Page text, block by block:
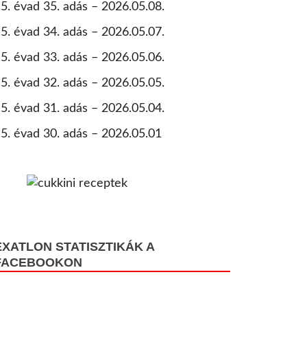
5. évad 35. adás – 2026.05.08.
5. évad 34. adás – 2026.05.07.
5. évad 33. adás – 2026.05.06.
5. évad 32. adás – 2026.05.05.
5. évad 31. adás – 2026.05.04.
5. évad 30. adás – 2026.05.01
STATISZTIKÁK A